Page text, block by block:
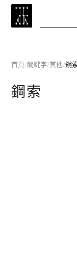
首頁/關鍵字/其他/鋼
鋼索